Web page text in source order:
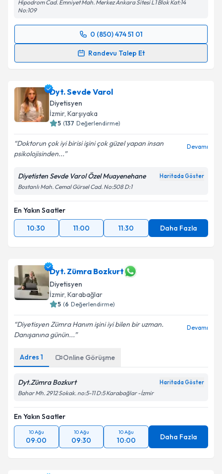
Hipodrom Cad. Emniyet Mah. Merkez Ankara Sitesi L1 Blok Kat:14
No:109
0 (850) 474 51 01
Randevu Talep Et
Randevu Takvimi Talebi
oluşturun. Size bu uzmandan randevu almanız için bir
takvim hazırlandığında e-posta ile bilgilendireceğiz.
E-posta Adresiniz
Metni 'ni okudum ve kişisel verilerimin belirtilen
kapsamda işlenmesini kabul ediyorum.
Dyt. Sevde Varol
Diyetisyen
İzmir, Karşıyaka
5 (137 Değerlendirme)
Doktorun çok iyi birisi işini çok güzel yapan insan
psikolojisinden...
Devamı
Diyetisten Sevde Varol Özel Muayenehane Haritada Göster
Bostanlı Mah. Cemal Gürsel Cad. No:508 D:1
En Yakın Saatler
10:30
11:00 11:30 Daha Fazla
Dyt. Zümra Bozkurt
Diyetisyen
İzmir, Karabağlar
5 (6 Değerlendirme)
Diyetisyen Zümra Hanım işini iyi bilen bir uzman.
Danışanına günün...
Devamı
Adres 1 Online Görüşme
Dyt.Zümra Bozkurt Haritada Göster
Bahar Mh. 2912 Sokak. no:5-11 D:5 Karabağlar -İzmir
En Yakın Saatler
10 Ağu
09:00
10 Ağu
09:30
10 Ağu
10:00 Daha Fazla